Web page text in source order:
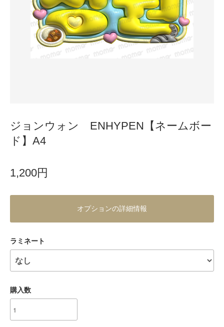
ジョンウォン ENHYPEN【ネームボー
ド】A4
1,200円
オプションの詳細情報
ラミネート
購入数